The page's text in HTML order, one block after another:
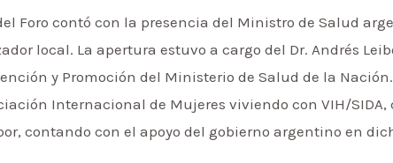
Foro contó con la presencia del Ministro de Salud
local. La apertura estuvo a cargo del Dr. Andrés
y Promoción del Ministerio de Salud de la
Internacional de Mujeres viviendo con VIH/
contando con el apoyo del gobierno argentino en